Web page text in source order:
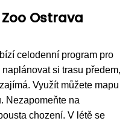
Ostrava
celodenní program pro
si trasu předem,
Využít můžete mapu
Nezapomeňte na
chození. V létě se